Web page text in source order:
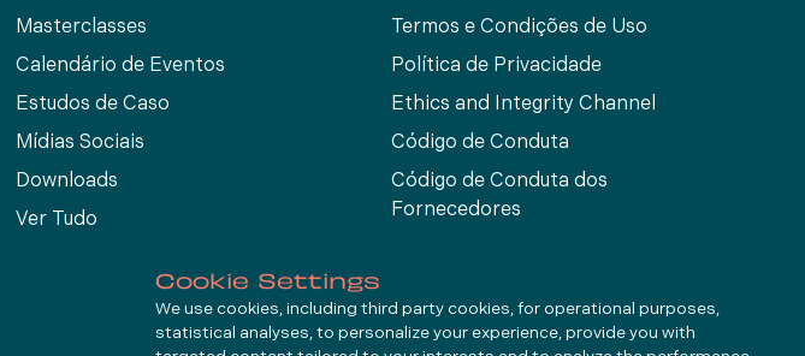
Masterclasses
Calendário de Eventos
Estudos de Caso
Mídias Sociais
Downloads
Ver Tudo
Termos e Condições de Uso
Política de Privacidade
Ethics and Integrity Channel
Código de Conduta
Código de Conduta dos
Fornecedores
Cookie Settings
We use cookies, including third party cookies, for operational purposes,
statistical analyses, to personalize your experience, provide you with